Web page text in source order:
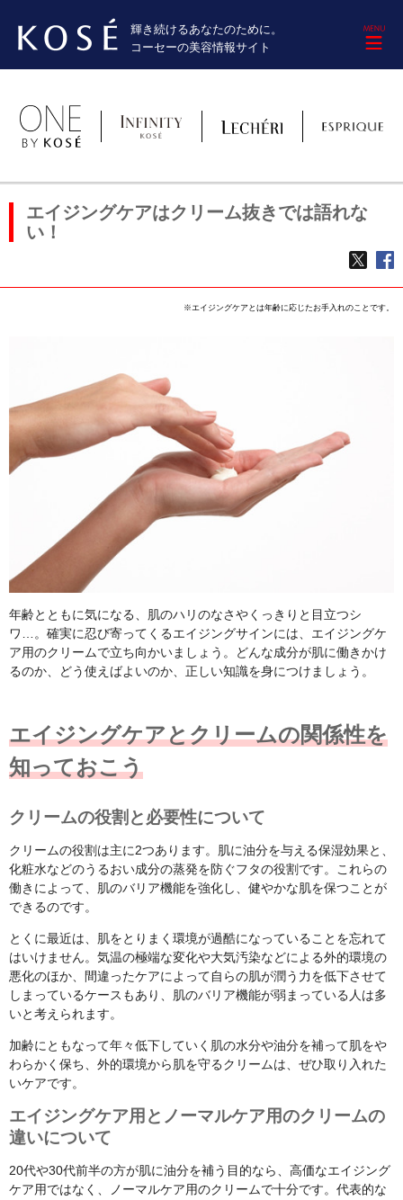
輝き続けるあなたのために。
コーセーの美容情報サイト
エイジングケアはクリーム抜きでは語れな
い！
※エイジングケアとは年齢に応じたお手入れのことです。
年齢とともに気になる、肌のハリのなさやくっきりと目立つシ
ワ…。確実に忍び寄ってくるエイジングサインには、エイジングケ
ア用のクリームで立ち向かいましょう。どんな成分が肌に働きかけ
るのか、どう使えばよいのか、正しい知識を身につけましょう。
エイジングケアとクリームの関係性を
知っておこう
クリームの役割と必要性について
クリームの役割は主に2つあります。肌に油分を与える保湿効果と、
化粧水などのうるおい成分の蒸発を防ぐフタの役割です。これらの
働きによって、肌のバリア機能を強化し、健やかな肌を保つことが
できるのです。
とくに最近は、肌をとりまく環境が過酷になっていることを忘れて
はいけません。気温の極端な変化や大気汚染などによる外的環境の
悪化のほか、間違ったケアによって自らの肌が潤う力を低下させて
しまっているケースもあり、肌のバリア機能が弱まっている人は多
いと考えられます。
加齢にともなって年々低下していく肌の水分や油分を補って肌をや
わらかく保ち、外的環境から肌を守るクリームは、ぜひ取り入れた
いケアです。
エイジングケア用とノーマルケア用のクリームの
違いについて
20代や30代前半の方が肌に油分を補う目的なら、高価なエイジング
ケア用ではなく、ノーマルケア用のクリームで十分です。代表的な